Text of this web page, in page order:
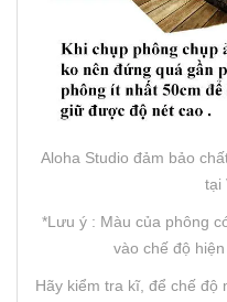
Aloha Studio đảm bảo
tại
*Lưu ý : Màu của phông
vào chế độ
Hãy kiểm tra kĩ, để chế